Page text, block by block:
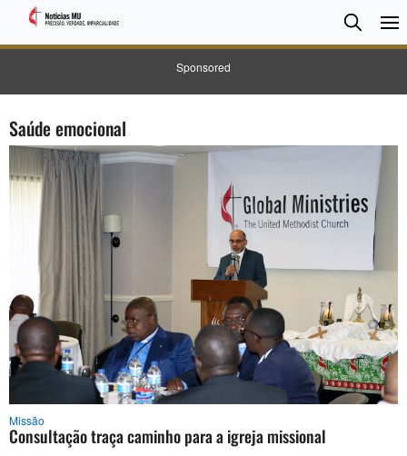
Sponsored
Search
Saúde emocional
Missão
Consultação traça caminho para a igreja missional